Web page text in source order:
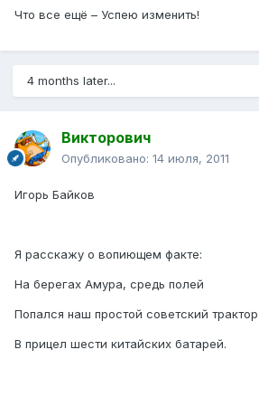
Что все ещё – Успею изменить!
4 months later...
Викторович
Опубликовано: 14 июля, 2011
Игорь Байков
Я расскажу о вопиющем факте:
На берегах Амура, средь полей
Попался наш простой советский трактор
В прицел шести китайских батарей.